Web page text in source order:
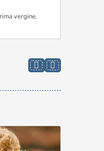
vergine.